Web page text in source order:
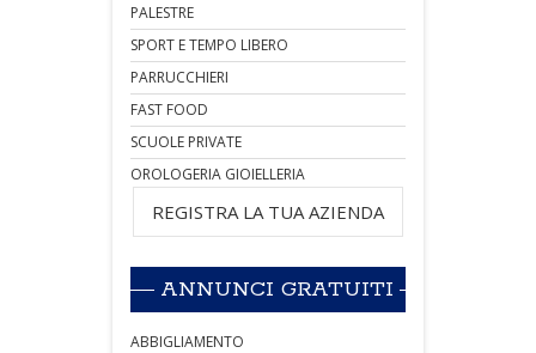
PALESTRE
SPORT E TEMPO LIBERO
PARRUCCHIERI
FAST FOOD
SCUOLE PRIVATE
OROLOGERIA GIOIELLERIA
REGISTRA LA TUA AZIENDA
ANNUNCI GRATUITI
ABBIGLIAMENTO